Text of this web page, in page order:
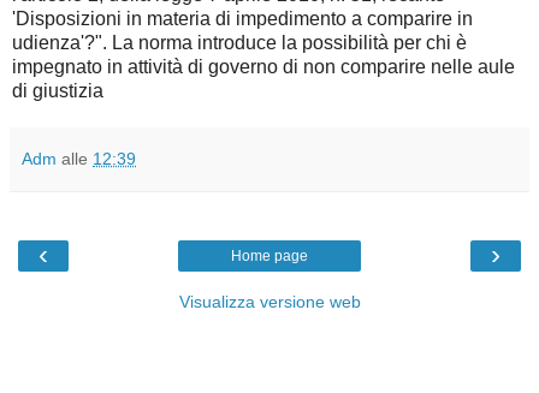
'Disposizioni in materia di impedimento a comparire in
udienza'?". La norma introduce la possibilità per chi è
impegnato in attività di governo di non comparire nelle aule
di giustizia
Adm alle 12:39
‹ ›
Home page
Visualizza versione web